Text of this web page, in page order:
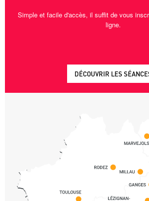
Simple et facile d'accès, il suffit de vous
ligne.
Plus
d'infos
DÉCOUVRIR LES